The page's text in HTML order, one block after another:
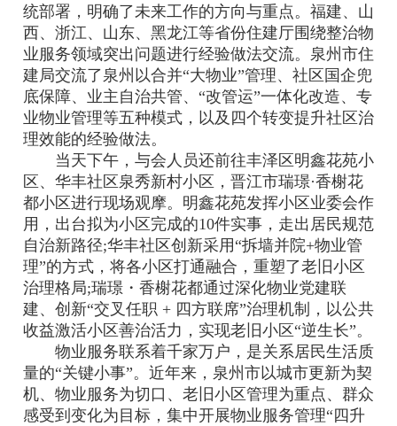
统部署，明确了未来工作的方向与重点。福建、山
西、浙江、山东、黑龙江等省份住建厅围绕整治物
业服务领域突出问题进行经验做法交流。泉州市住
建局交流了泉州以合并“大物业”管理、社区国企兜
底保障、业主自治共管、“改管运”一体化改造、专
业物业管理等五种模式，以及四个转变提升社区治
理效能的经验做法。
当天下午，与会人员还前往丰泽区明鑫花苑小
区、华丰社区泉秀新村小区，晋江市瑞璟·香榭花
都小区进行现场观摩。明鑫花苑发挥小区业委会作
用，出台拟为小区完成的10件实事，走出居民规范
自治新路径;华丰社区创新采用“拆墙并院+物业管
理”的方式，将各小区打通融合，重塑了老旧小区
治理格局;瑞璟・香榭花都通过深化物业党建联
建、创新“交叉任职 + 四方联席”治理机制，以公共
收益激活小区善治活力，实现老旧小区“逆生长”。
物业服务联系着千家万户，是关系居民生活质
量的“关键小事”。近年来，泉州市以城市更新为契
机、物业服务为切口、老旧小区管理为重点、群众
感受到变化为目标，集中开展物业服务管理“四升